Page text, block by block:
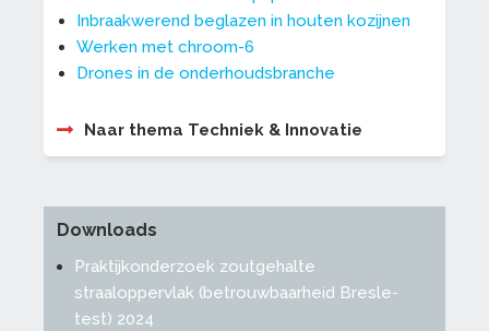
Inbraakwerend beglazen in houten kozijnen
Werken met chroom-6
Drones in de onderhoudsbranche
Naar thema Techniek & Innovatie
Downloads
Praktijkonderzoek zoutgehalte
straaloppervlak (betrouwbaarheid Bresle-
test) 2024